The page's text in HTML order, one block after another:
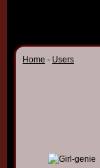
Home - Users